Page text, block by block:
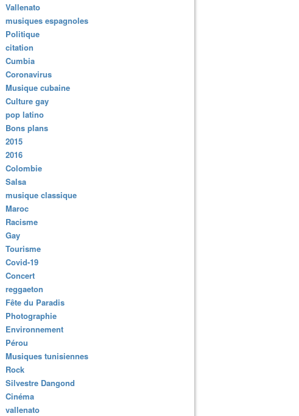
Vallenato
musiques espagnoles
Politique
citation
Cumbia
Coronavirus
Musique cubaine
Culture gay
pop latino
Bons plans
2015
2016
Colombie
Salsa
musique classique
Maroc
Racisme
Gay
Tourisme
Covid-19
Concert
reggaeton
Fête du Paradis
Photographie
Environnement
Pérou
Musiques tunisiennes
Rock
Silvestre Dangond
Cinéma
vallenato